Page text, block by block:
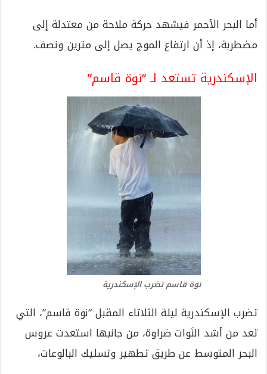
أما البحر الأحمر فيشهد حركة ملاحة من معتدلة إلى
مضطربة، إذ أن ارتفاع الموج يصل إلى مترين ونصف.
الإسكندرية تستعد لـ “نوة قاسم”
نوة قاسم تضرب الإسكندرية
تضرب الإسكندرية ليلة الثلاثاء المقبل “نوة قاسم”، التي
تعد من أشد النَوات ضراوة، من جانبها استعدت عروس
البحر المتوسط عن طريق تطهير وتسليك البالوعات،